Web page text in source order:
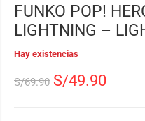
FUNKO POP!
LIGHTNING –
Hay existencias
S/69.90 S/49.90